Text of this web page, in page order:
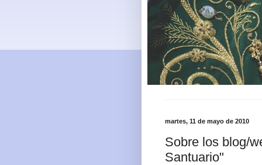
martes, 11 de mayo de 2010
Sobre los blog/
Santuario"